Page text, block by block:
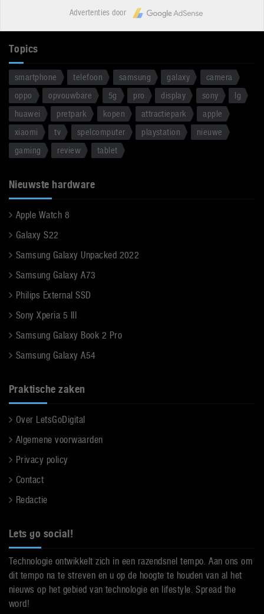
Advertenties door
Topics
smartphone telefoon samsung galaxy
camera
oppo
opvouwbare 5g pro display sony
lg
huawei
pretpark kopen attractiepark
apple
xiaomi
tv spelcomputer playstation
nieuwe
gaming
review tablet
Nieuwste hardware
Apple Watch 8
Galaxy S22
Samsung Galaxy Unpacked 2022
Samsung Galaxy A73
Philips External SSD
Sony Xperia 5 III
Samsung Galaxy Book 2 Pro
Samsung Galaxy A54
Praktische zaken
Over LetsGoDigital
Algemene voorwaarden
Privacy policy
Contact
Redactie
Lets go social!
Technologie ontwikkelt zich in een razendsnel tempo. Aan ons om
dit tempo na te streven en u op de hoogte te houden van al het
nieuws op het gebied van technologie en lifestyle. Spread the
word!